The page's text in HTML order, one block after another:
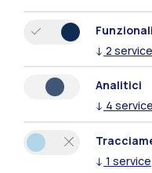
Funzionali
↓ 2
Analitici
↓ 4
↓ 1 service